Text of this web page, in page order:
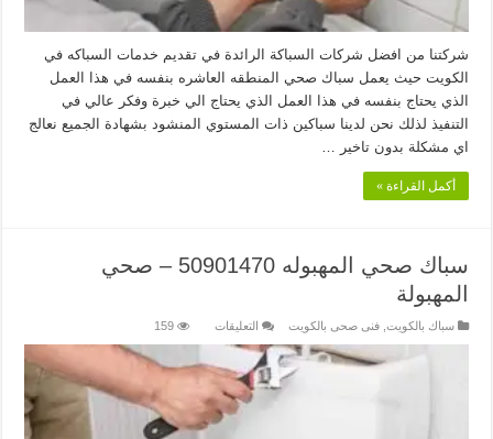
شركتنا من افضل شركات السباكة الرائدة في تقديم خدمات السباكه في
الكويت حيث يعمل سباك صحي المنطقه العاشره بنفسه في هذا العمل
الذي يحتاج بنفسه في هذا العمل الذي يحتاج الي خبرة وفكر عالي في
التنفيذ لذلك نحن لدينا سباكين ذات المستوي المنشود بشهادة الجميع نعالج
اي مشكلة بدون تاخير …
أكمل القراءة »
سباك صحي المهبوله 50901470 – صحي
المهبولة
سباك بالكويت ,فنى صحى بالكويت التعليقات
المهبوله
50901470
–
صحي
المهبولة
159